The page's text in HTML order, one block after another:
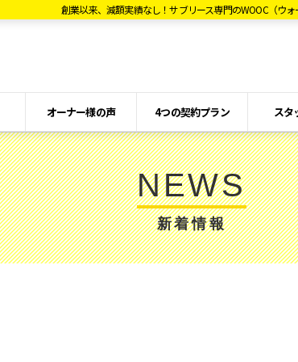
創業以来、減額実績なし！サブリース専門のWOOC（ウォ
オーナー様の声 4つの契約プラン スタ
NEWS
新着情報